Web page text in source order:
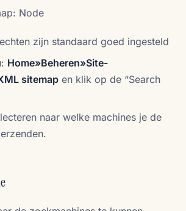
Node
zijn standaard goed ingesteld
Home»Beheren»Site-
sitemap en klik op de “Search
naar welke machines je de